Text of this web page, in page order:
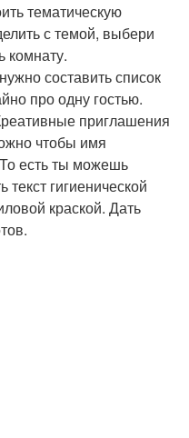
тематическую
с темой, выбери
комнату.
составить список
про одну гостью.
приглашения
чтобы имя
есть ты можешь
гигиенической
краской. Дать